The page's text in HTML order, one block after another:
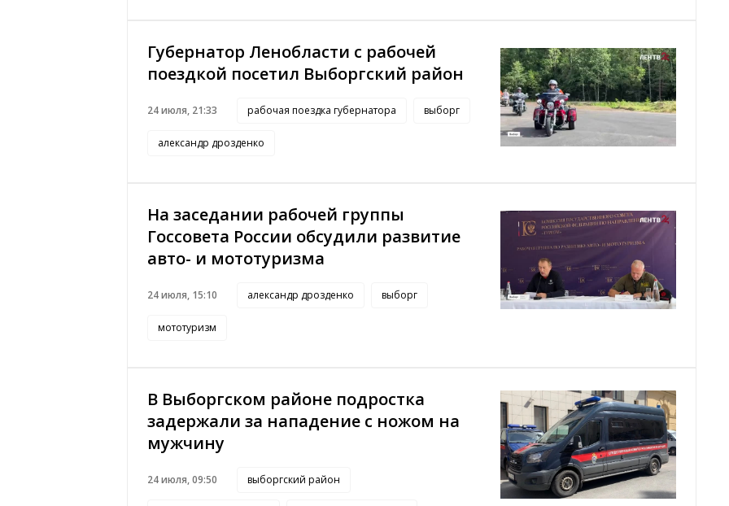
Губернатор Ленобласти с рабочей
поездкой посетил Выборгский район
24 июля, 21:33 рабочая поездка губернатора выборг
александр дрозденко
На заседании рабочей группы
Госсовета России обсудили развитие
авто- и мототуризма
24 июля, 15:10 александр дрозденко выборг
мототуризм
В Выборгском районе подростка
задержали за нападение с ножом на
мужчину
24 июля, 09:50 выборгский район